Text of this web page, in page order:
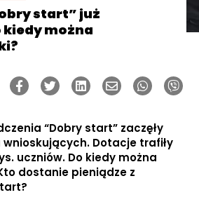
start” już
kiedy można
“Dobry start” zaczęły
Dotacje trafiły
uczniów. Do kiedy można
dostanie pieniądze z